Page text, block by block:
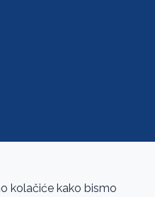
kolačiće kako bismo